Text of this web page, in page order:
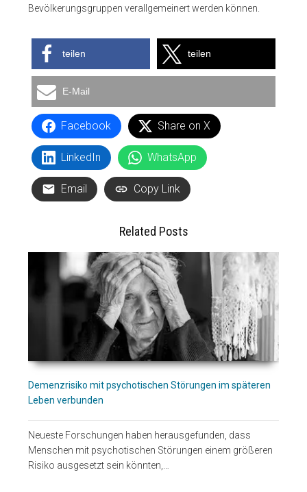
Bevölkerungsgruppen verallgemeinert werden können.
teilen teilen
E-Mail
Facebook Share on X
LinkedIn WhatsApp
Email Copy Link
Related Posts
Demenzrisiko mit psychotischen Störungen im späteren
Leben verbunden
Neueste Forschungen haben herausgefunden, dass
Menschen mit psychotischen Störungen einem größeren
Risiko ausgesetzt sein könnten,…